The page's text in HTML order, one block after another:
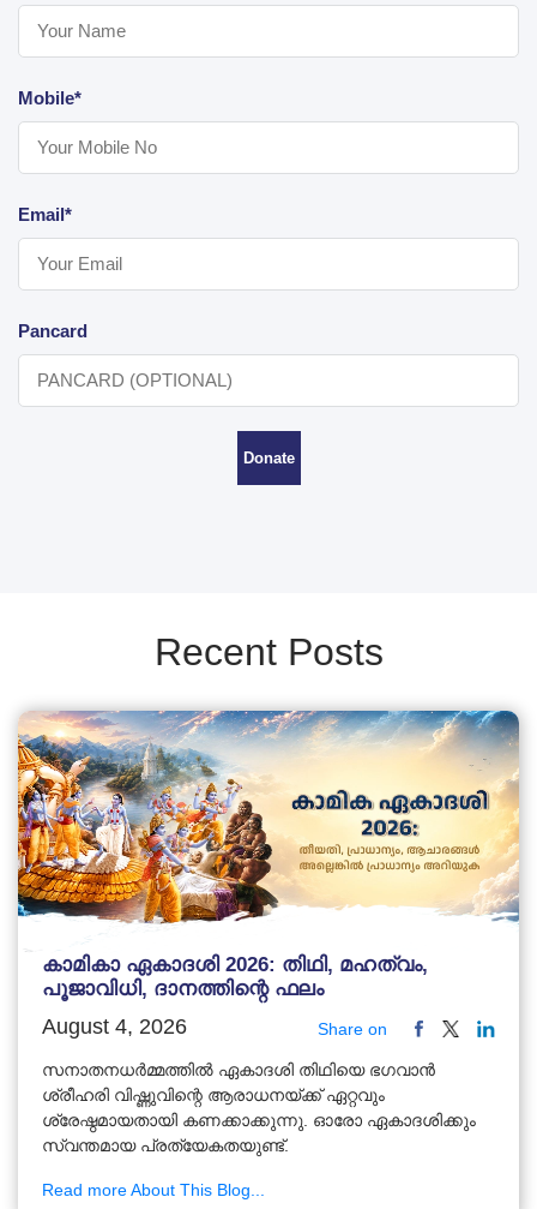
Mobile*
Email*
Pancard
Donate
Recent Posts
കാമികാ ഏകാദശി 2026: തിഥി, മഹത്വം,
പൂജാവിധി, ദാനത്തിന്റെ ഫലം
August 4, 2026 Share on
സനാതനധർമ്മത്തിൽ ഏകാദശി തിഥിയെ ഭഗവാൻ
ശ്രീഹരി വിഷ്ണുവിന്റെ ആരാധനയ്ക്ക് ഏറ്റവും
ശ്രേഷ്ഠമായതായി കണക്കാക്കുന്നു. ഓരോ ഏകാദശിക്കും
സ്വന്തമായ പ്രത്യേകതയുണ്ട്.
Read more About This Blog...